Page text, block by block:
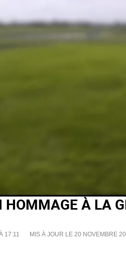
HOMMAGE À LA
17:11 MIS À JOUR LE 20 NOVEMBRE